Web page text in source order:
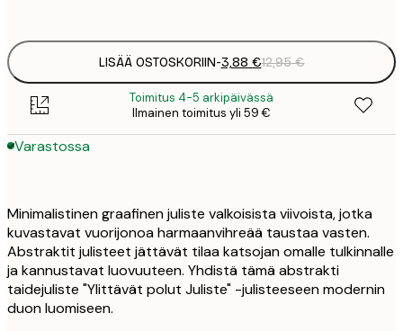
LISÄÄ OSTOSKORIIN-3,88 €12,95 €
Toimitus 4-5 arkipäivässä
Ilmainen toimitus yli 59 €
Varastossa
Minimalistinen graafinen juliste valkoisista viivoista, jotka
kuvastavat vuorijonoa harmaanvihreää taustaa vasten.
Abstraktit julisteet jättävät tilaa katsojan omalle tulkinnalle
ja kannustavat luovuuteen. Yhdistä tämä abstrakti
taidejuliste "Ylittävät polut Juliste" -julisteeseen modernin
duon luomiseen.